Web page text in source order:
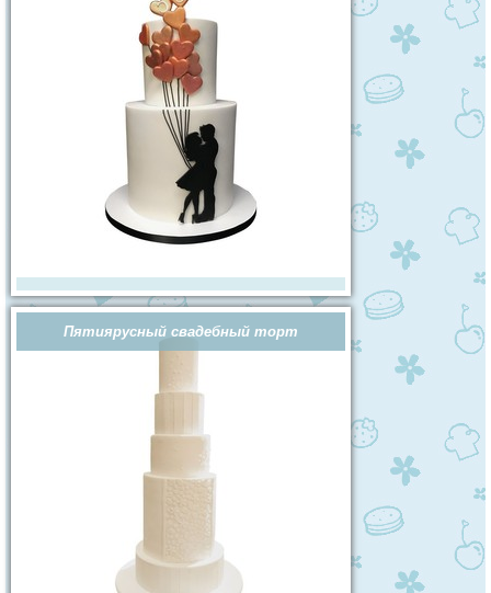
Пятиярусный свадебный торт